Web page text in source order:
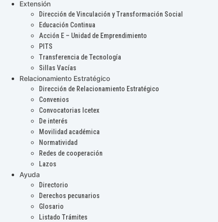
Extensión
Dirección de Vinculación y Transformación Social
Educación Continua
Acción E – Unidad de Emprendimiento
PITS
Transferencia de Tecnología
Sillas Vacías
Relacionamiento Estratégico
Dirección de Relacionamiento Estratégico
Convenios
Convocatorias Icetex
De interés
Movilidad académica
Normatividad
Redes de cooperación
Lazos
Ayuda
Directorio
Derechos pecunarios
Glosario
Listado Trámites